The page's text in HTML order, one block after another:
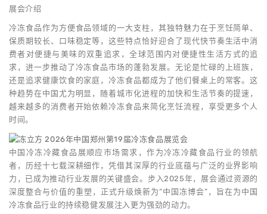
展会介绍
冷冻食品作为方便食品领域的一大支柱，其独特魅力在于烹饪简单、
保质期较长、口味稳定等，这些特点恰好迎合了现代快节奏生活中消
费者对便捷与美味的双重追求，全球范围内对便捷性生活方式的追
求，进一步推动了冷冻食品市场的蓬勃发展。无论是忙碌的上班族，
还是追求健康饮食的家庭，冷冻食品都成为了他们餐桌上的常客。这
种趋势在中国尤为明显，随着城市化进程的加快和生活节奏的提速，
越来越多的消费者开始依赖冷冻食品来简化烹饪流程，享受更多个人
时间。
中国冷冻冷藏食品展顺应市场需求，作为冷冻冷藏食品行业的领航
者，历经十七载深耕细作，凭借其深厚的行业底蕴与广泛的业界影响
力，已成为推动行业发展的关键盛会。步入2025年，展会通过资源的
深度整合与价值的重塑，正式升级焕新为“中国冻博会”，旨在为中国
冷冻食品行业的持续稳健发展注入更为强劲的动力。